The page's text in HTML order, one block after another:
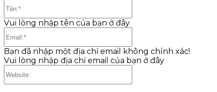
Vui lòng nhập tên của bạn ở đây
Bạn đã nhập một địa chỉ email không chính xác!
Vui lòng nhập địa chỉ email của bạn ở đây